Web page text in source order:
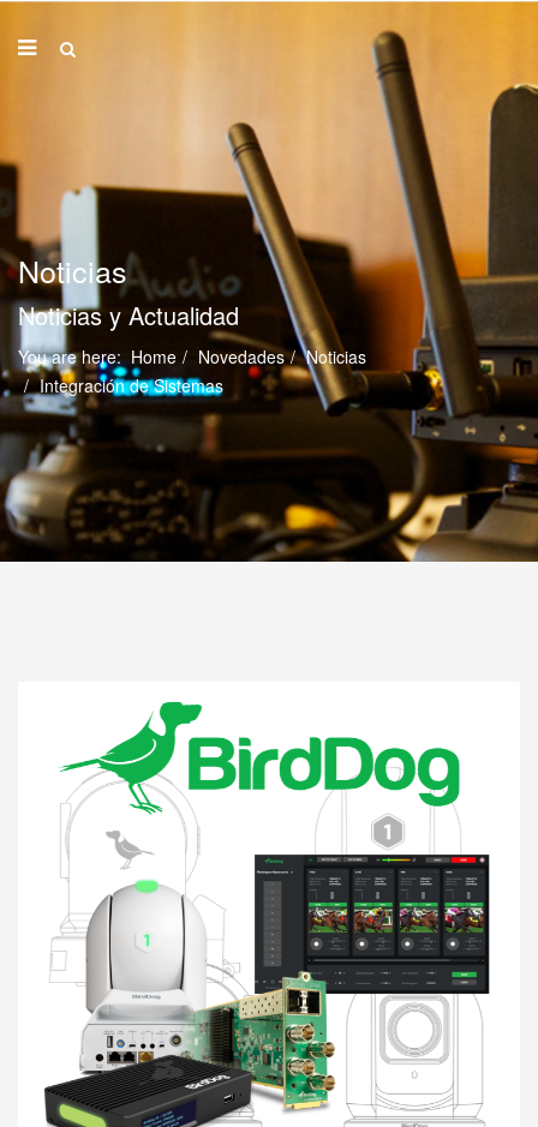
Noticias
Noticias y Actualidad
You are here:Home Novedades
Noticias
Integración de Sistemas